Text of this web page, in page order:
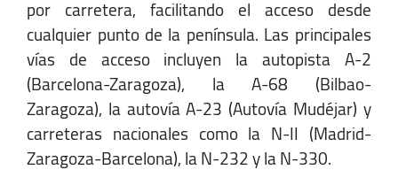
por carretera, facilitando el acceso desde
cualquier punto de la península. Las principales
vías de acceso incluyen la autopista A-2
(Barcelona-Zaragoza), la A-68 (Bilbao-
Zaragoza), la autovía A-23 (Autovía Mudéjar) y
carreteras nacionales como la N-II (Madrid-
Zaragoza-Barcelona), la N-232 y la N-330.